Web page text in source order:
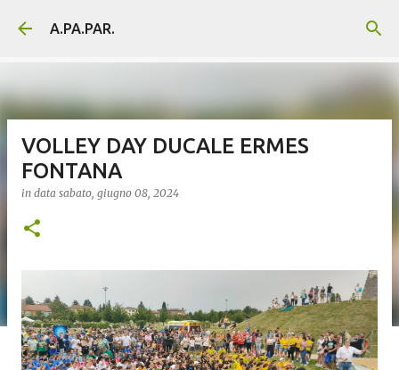
Passa ai contenuti principali
A.PA.PAR.
VOLLEY DAY DUCALE ERMES
FONTANA
in data sabato, giugno 08, 2024